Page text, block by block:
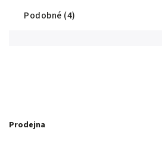
Podobné (4)
Prodejna